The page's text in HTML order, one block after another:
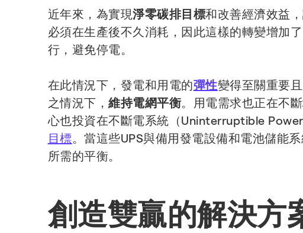
近年來，為實現淨零碳排目標和改善經濟效益
必須在生產後不久消耗，因此這樣的轉變增加
行，避免停電。
在此情況下，發電和用電的彈性變得至關重要
之情況下，維持電網平衡。用電需求也正在不
心也投資在不斷電系統（Uninterruptible
目標。當這些UPS與備用發電設備和電池儲能
所需的平衡。
創造雙贏的解決方